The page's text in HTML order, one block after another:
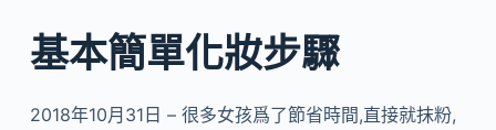
基本簡單化妝步驟
2018年10月31日 – 很多女孩爲了節省時間,直接就抹粉,